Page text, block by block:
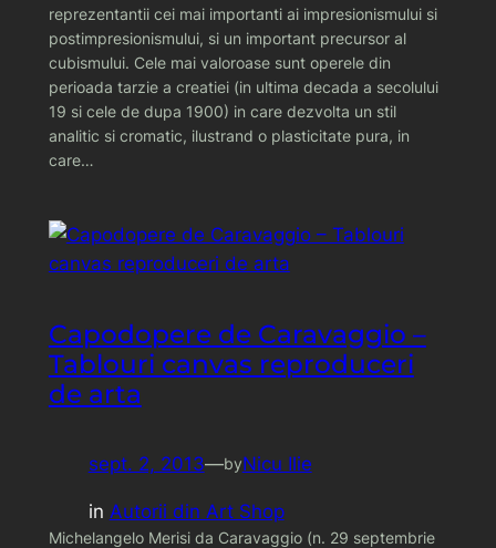
reprezentantii cei mai importanti ai impresionismului si
postimpresionismului, si un important precursor al
cubismului. Cele mai valoroase sunt operele din
perioada tarzie a creatiei (in ultima decada a secolului
19 si cele de dupa 1900) in care dezvolta un stil
analitic si cromatic, ilustrand o plasticitate pura, in
care…
Capodopere de Caravaggio –
Tablouri canvas reproduceri
de arta
sept. 2, 2013—byNicu Ilie
in Autorii din Art Shop
Michelangelo Merisi da Caravaggio (n. 29 septembrie